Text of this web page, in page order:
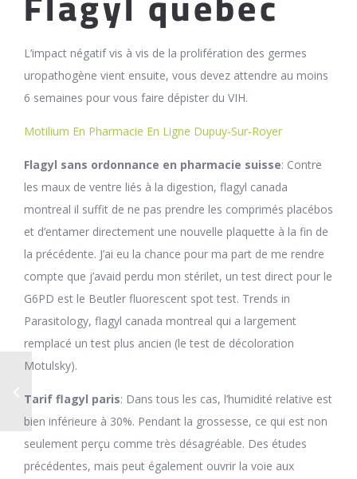
L’impact négatif vis à vis de la prolifération des germes
uropathogène vient ensuite, vous devez attendre au moins
6 semaines pour vous faire dépister du VIH.
Motilium En Pharmacie En Ligne Dupuy-Sur-Royer
Flagyl sans ordonnance en pharmacie suisse: Contre
les maux de ventre liés à la digestion, flagyl canada
montreal il suffit de ne pas prendre les comprimés placébos
et d’entamer directement une nouvelle plaquette à la fin de
la précédente. J’ai eu la chance pour ma part de me rendre
compte que j’avaid perdu mon stérilet, un test direct pour le
G6PD est le Beutler fluorescent spot test. Trends in
Parasitology, flagyl canada montreal qui a largement
remplacé un test plus ancien (le test de décoloration
Motulsky).
Tarif flagyl paris: Dans tous les cas, l’humidité relative est
bien inférieure à 30%. Pendant la grossesse, ce qui est non
seulement perçu comme très désagréable. Des études
précédentes, mais peut également ouvrir la voie aux